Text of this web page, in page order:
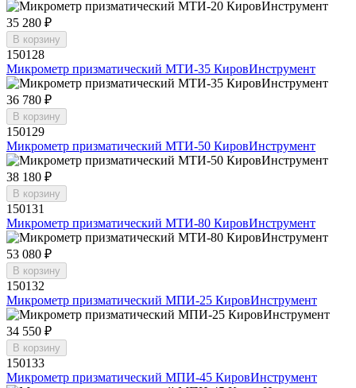
35 280 ₽
В корзину
150128
Микрометр призматический МТИ-35 КировИнструмент
36 780 ₽
В корзину
150129
Микрометр призматический МТИ-50 КировИнструмент
38 180 ₽
В корзину
150131
Микрометр призматический МТИ-80 КировИнструмент
53 080 ₽
В корзину
150132
Микрометр призматический МПИ-25 КировИнструмент
34 550 ₽
В корзину
150133
Микрометр призматический МПИ-45 КировИнструмент